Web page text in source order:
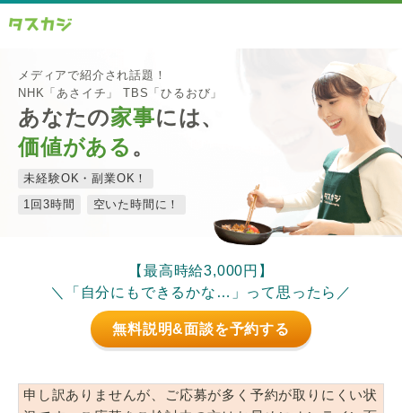
メディアで紹介され話題！
NHK「あさイチ」 TBS「ひるおび」
あなたの家事には、
価値がある 。
未経験OK・副業OK！
1回3時間
空いた時間に！
【最高時給3,000円】
＼「自分にもできるかな…」って思ったら／
無料説明&面談を予約する
申し訳ありませんが、ご応募が多く予約が取りにくい状